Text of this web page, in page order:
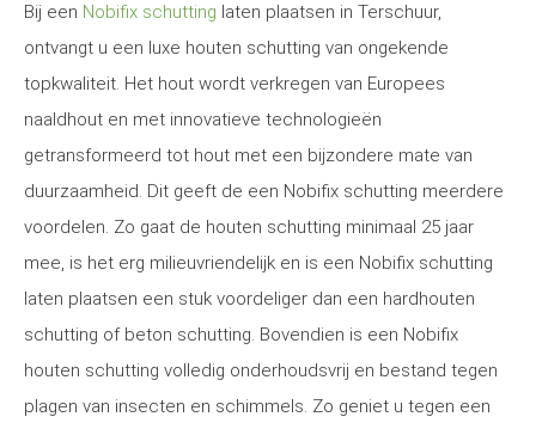
Bij een Nobifix schutting laten plaatsen in Terschuur,
ontvangt u een luxe houten schutting van ongekende
topkwaliteit. Het hout wordt verkregen van Europees
naaldhout en met innovatieve technologieën
getransformeerd tot hout met een bijzondere mate van
duurzaamheid. Dit geeft de een Nobifix schutting meerdere
voordelen. Zo gaat de houten schutting minimaal 25 jaar
mee, is het erg milieuvriendelijk en is een Nobifix schutting
laten plaatsen een stuk voordeliger dan een hardhouten
schutting of beton schutting. Bovendien is een Nobifix
houten schutting volledig onderhoudsvrij en bestand tegen
plagen van insecten en schimmels. Zo geniet u tegen een